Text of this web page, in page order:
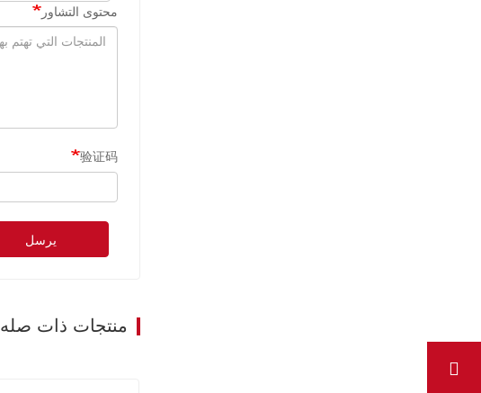
محتوى التشاور
验证码
يرسل
منتجات ذات صله